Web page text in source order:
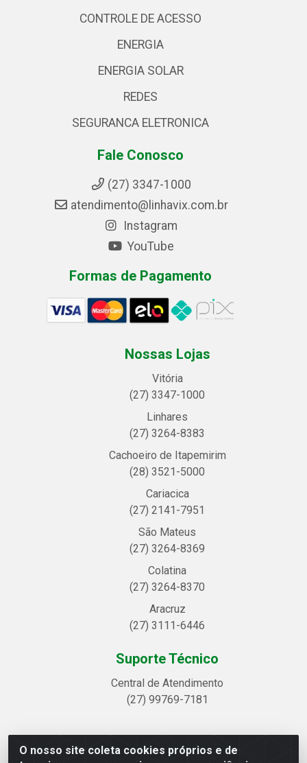
O nosso site coleta cookies próprios e de
CONTROLE DE ACESSO
ENERGIA
ENERGIA SOLAR
REDES
SEGURANCA ELETRONICA
Fale Conosco
(27) 3347-1000
atendimento@linhavix.com.br
Instagram
YouTube
Formas de Pagamento
Nossas Lojas
Vitória
(27) 3347-1000
Linhares
(27) 3264-8383
Cachoeiro de Itapemirim
(28) 3521-5000
Cariacica
(27) 2141-7951
São Mateus
(27) 3264-8369
Colatina
(27) 3264-8370
Aracruz
(27) 3111-6446
Suporte Técnico
Central de Atendimento
(27) 99769-7181
Linhavix Distribuidora LTDA - Avenida Alegre, 2521 -